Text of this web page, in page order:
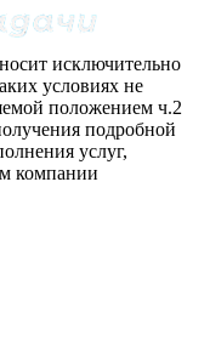
исключительно
условиях не
положением ч.2
подробной
услуг,
компании